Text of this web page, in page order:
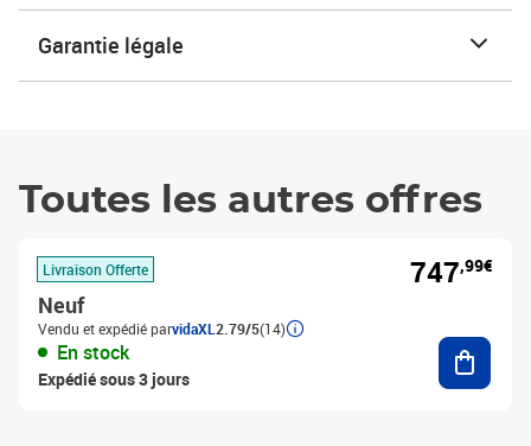
Garantie légale
Toutes les autres offres
Livraison Offerte
Neuf
Vendu et expédié parvidaXL 2.79/5(14)
En stock
Expédié sous 3 jours
747,99€